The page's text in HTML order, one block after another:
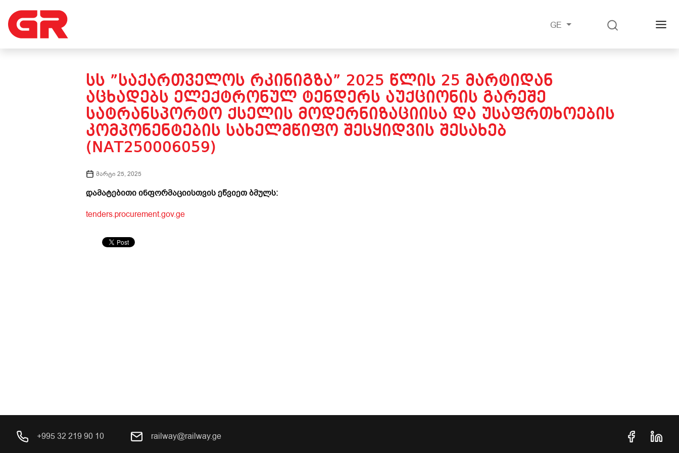
GE
ᲡᲡ ”ᲡᲐᲥᲐᲠᲗᲕᲔᲚᲝᲡ ᲠᲙᲘᲜᲘᲒᲖᲐ” 2025 ᲬᲚᲘᲡ 25 ᲛᲐᲠᲢᲘᲓᲐᲜ
ᲐᲪᲮᲐᲓᲔᲑᲡ ᲔᲚᲔᲥᲢᲠᲝᲜᲣᲚ ᲢᲔᲜᲓᲔᲠᲡ ᲐᲣᲥᲪᲘᲝᲜᲘᲡ ᲒᲐᲠᲔᲨᲔ
ᲡᲐᲢᲠᲐᲜᲡᲞᲝᲠᲢᲝ ᲥᲡᲔᲚᲘᲡ ᲛᲝᲓᲔᲠᲜᲘᲖᲐᲪᲘᲘᲡᲐ ᲓᲐ ᲣᲡᲐᲤᲠᲗᲮᲝᲔᲑᲘᲡ
ᲙᲝᲛᲞᲝᲜᲔᲜᲢᲔᲑᲘᲡ ᲡᲐᲮᲔᲚᲛᲬᲘᲤᲝ ᲨᲔᲡᲧᲘᲓᲕᲘᲡ ᲨᲔᲡᲐᲮᲔᲑ
(NAT250006059)
მარტი 25, 2025
დამატებითი ინფორმაციისთვის ეწვიეთ ბმულს:
tenders.procurement.gov.ge
+995 32 219 90 10 railway@railway.ge